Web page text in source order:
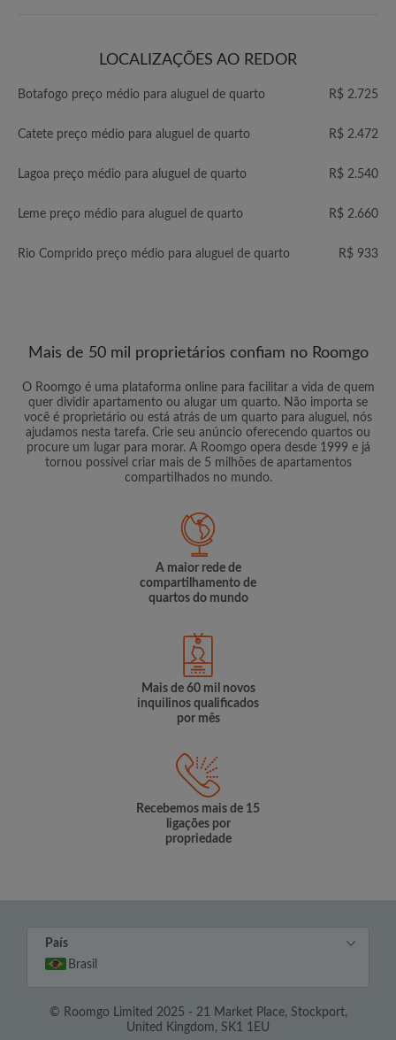
LOCALIZAÇÕES AO REDOR
Botafogo preço médio para aluguel de quarto R$ 2.725
Catete preço médio para aluguel de quarto R$ 2.472
Lagoa preço médio para aluguel de quarto R$ 2.540
Leme preço médio para aluguel de quarto R$ 2.660
Rio Comprido preço médio para aluguel de quarto R$ 933
Mais de 50 mil proprietários confiam no Roomgo
O Roomgo é uma plataforma online para facilitar a vida de quem
quer dividir apartamento ou alugar um quarto. Não importa se
você é proprietário ou está atrás de um quarto para aluguel, nós
ajudamos nesta tarefa. Crie seu anúncio oferecendo quartos ou
procure um lugar para morar. A Roomgo opera desde 1999 e já
tornou possível criar mais de 5 milhões de apartamentos
compartilhados no mundo.
A maior rede de
compartilhamento de
quartos do mundo
Mais de 60 mil novos
inquilinos qualificados
por mês
Recebemos mais de 15
ligações por
propriedade
País
Brasil
© Roomgo Limited 2025 - 21 Market Place, Stockport,
United Kingdom, SK1 1EU